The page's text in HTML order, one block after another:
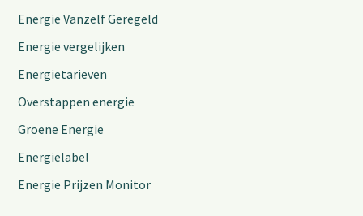
Energie Vanzelf Geregeld
Energie vergelijken
Energietarieven
Overstappen energie
Groene Energie
Energielabel
Energie Prijzen Monitor